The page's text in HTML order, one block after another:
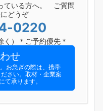
ている方へ。 ご質問
どうぞ
0220
）＊ご予約優先＊
せ
お急ぎの際は、携帯
さい。​取材・企業案
て承ります。